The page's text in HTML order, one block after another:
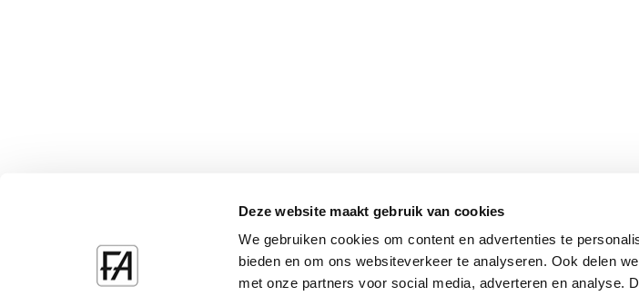
Deze website maakt gebruik van cookies
We gebruiken cookies om content en advertenties te
bieden en om ons websiteverkeer te analyseren. Ook delen
met onze partners voor social media, adverteren en analyse.